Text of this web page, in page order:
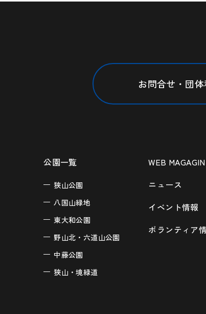
お問合せ・団
公園一覧
狭山公園
八国山緑地
東大和公園
野山北・六道山公園
中藤公園
狭山・境緑道
WEB
ニュース
イベント情報
ボランティア